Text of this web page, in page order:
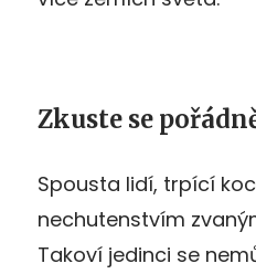
Zkuste se
Spousta lidí, trpící
nechutenstvím
Takoví jedinci se